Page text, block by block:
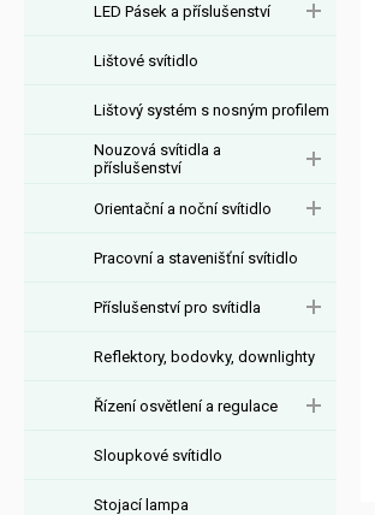
LED Pásek a příslušenství
Lištové svítidlo
Lištový systém s nosným profilem
Nouzová svítidla a
příslušenství
Orientační a noční svítidlo
Pracovní a stavenišťní svítidlo
Příslušenství pro svítidla
Reflektory, bodovky, downlighty
Řízení osvětlení a regulace
Sloupkové svítidlo
Stojací lampa